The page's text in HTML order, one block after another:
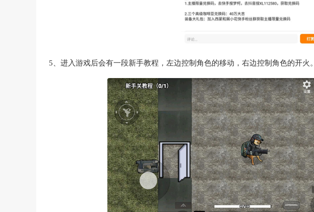
5、进入游戏后会有一段新手教程，左边控制角色的移动，右边控制角色的开火。